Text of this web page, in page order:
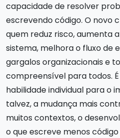
capacidade de resolver
escrevendo código. O novo
quem reduz risco, aumenta
sistema, melhora o fluxo de
gargalos organizacionais e
compreensível para todos.
habilidade individual para o
talvez, a mudança mais
muitos contextos, o
o que escreve menos